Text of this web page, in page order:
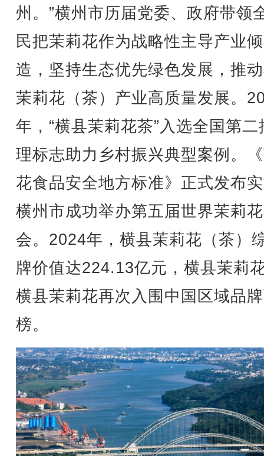
州。”横州市历届党委、政府带领
民把茉莉花作为战略性主导产业
造，坚持生态优先绿色发展，推
茉莉花（茶）产业高质量发展。
年，“横县茉莉花茶”入选全国第二
理标志助力乡村振兴典型案例。
花食品安全地方标准》正式发布
横州市成功举办第五届世界茉莉
会。2024年，横县茉莉花（茶）
牌价值达224.13亿元，横县茉莉
横县茉莉花再次入围中国区域品
榜。